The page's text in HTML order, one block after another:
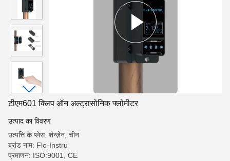
टीएम601 क्लिप ऑन अल्ट्रासोनिक फ्लोमीटर
उत्पाद का विवरण
उत्पत्ति के प्लेस: शेन्ज़ेन, चीन
ब्रांड नाम: Flo-Instru
प्रमाणन: ISO:9001, CE